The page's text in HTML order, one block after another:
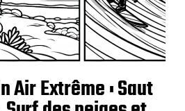
Air Extrême : Saut